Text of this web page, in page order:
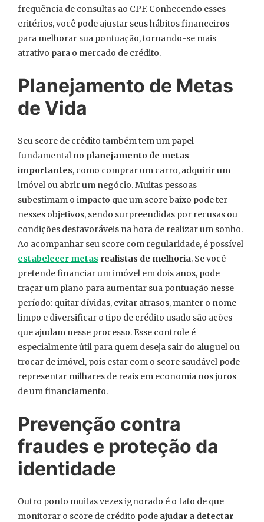
frequência de consultas ao CPF. Conhecendo esses
critérios, você pode ajustar seus hábitos financeiros
para melhorar sua pontuação, tornando-se mais
atrativo para o mercado de crédito.
Planejamento de Metas
de Vida
Seu score de crédito também tem um papel
fundamental no planejamento de metas
importantes, como comprar um carro, adquirir um
imóvel ou abrir um negócio. Muitas pessoas
subestimam o impacto que um score baixo pode ter
nesses objetivos, sendo surpreendidas por recusas ou
condições desfavoráveis na hora de realizar um sonho.
Ao acompanhar seu score com regularidade, é possível
estabelecer metas realistas de melhoria. Se você
pretende financiar um imóvel em dois anos, pode
traçar um plano para aumentar sua pontuação nesse
período: quitar dívidas, evitar atrasos, manter o nome
limpo e diversificar o tipo de crédito usado são ações
que ajudam nesse processo. Esse controle é
especialmente útil para quem deseja sair do aluguel ou
trocar de imóvel, pois estar com o score saudável pode
representar milhares de reais em economia nos juros
de um financiamento.
Prevenção contra
fraudes e proteção da
identidade
Outro ponto muitas vezes ignorado é o fato de que
monitorar o score de crédito pode ajudar a detectar